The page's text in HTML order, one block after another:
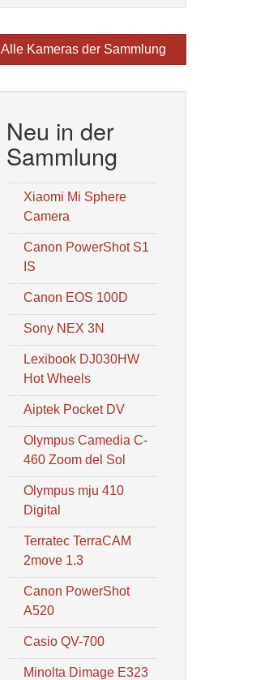
Alle Kameras der Sammlung
Neu in der
Sammlung
Xiaomi Mi Sphere
Camera
Canon PowerShot S1
IS
Canon EOS 100D
Sony NEX 3N
Lexibook DJ030HW
Hot Wheels
Aiptek Pocket DV
Olympus Camedia C-
460 Zoom del Sol
Olympus mju 410
Digital
Terratec TerraCAM
2move 1.3
Canon PowerShot
A520
Casio QV-700
Minolta Dimage E323